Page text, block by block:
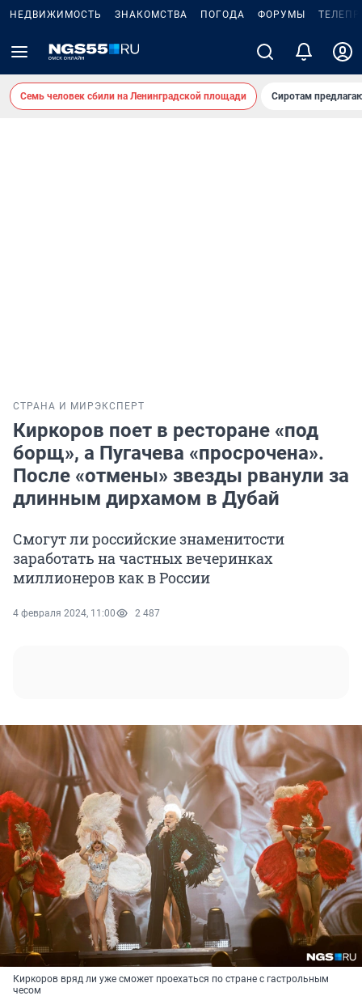
НЕДВИЖИМОСТЬ ЗНАКОМСТВА ПОГОДА ФОРУМЫ
Семь человек сбили на Ленинградской площади Сиротам
СТРАНА И МИР ЭКСПЕРТ
Киркоров поет в ресторане «под
борщ», а Пугачева «просрочена».
После «отмены» звезды рванули за
длинным дирхамом в Дубай
Смогут ли российские знаменитости
заработать на частных вечеринках
миллионеров как в России
4 февраля 2024, 11:00 2 487
Киркоров вряд ли уже сможет проехаться по стране с гастрольным
чесом